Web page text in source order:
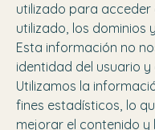
utilizado para acceder
utilizado, los dominios
Esta información no
identidad del usuario
Utilizamos la
fines estadísticos, lo
mejorar el contenido